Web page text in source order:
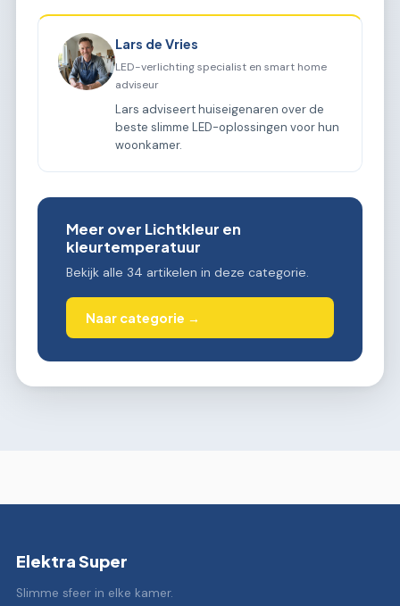
Lars de Vries
LED-verlichting specialist en smart home
adviseur
Lars adviseert huiseigenaren over de
beste slimme LED-oplossingen voor hun
woonkamer.
Meer over Lichtkleur en
kleurtemperatuur
Bekijk alle 34 artikelen in deze categorie.
Naar categorie →
Elektra Super
Slimme sfeer in elke kamer.